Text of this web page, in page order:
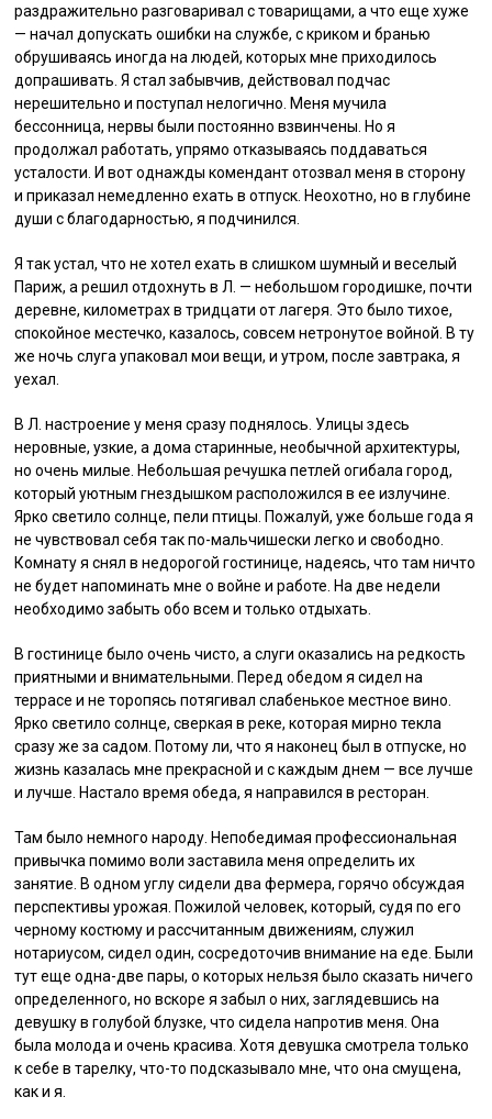
раздражительно разговаривал с товарищами, а что еще хуже
— начал допускать ошибки на службе, с криком и бранью
обрушиваясь иногда на людей, которых мне приходилось
допрашивать. Я стал забывчив, действовал подчас
нерешительно и поступал нелогично. Меня мучила
бессонница, нервы были постоянно взвинчены. Но я
продолжал работать, упрямо отказываясь поддаваться
усталости. И вот однажды комендант отозвал меня в сторону
и приказал немедленно ехать в отпуск. Неохотно, но в глубине
души с благодарностью, я подчинился.
Я так устал, что не хотел ехать в слишком шумный и веселый
Париж, а решил отдохнуть в Л. — небольшом городишке, почти
деревне, километрах в тридцати от лагеря. Это было тихое,
спокойное местечко, казалось, совсем нетронутое войной. В ту
же ночь слуга упаковал мои вещи, и утром, после завтрака, я
уехал.
В Л. настроение у меня сразу поднялось. Улицы здесь
неровные, узкие, а дома старинные, необычной архитектуры,
но очень милые. Небольшая речушка петлей огибала город,
который уютным гнездышком расположился в ее излучине.
Ярко светило солнце, пели птицы. Пожалуй, уже больше года я
не чувствовал себя так по-мальчишески легко и свободно.
Комнату я снял в недорогой гостинице, надеясь, что там ничто
не будет напоминать мне о войне и работе. На две недели
необходимо забыть обо всем и только отдыхать.
В гостинице было очень чисто, а слуги оказались на редкость
приятными и внимательными. Перед обедом я сидел на
террасе и не торопясь потягивал слабенькое местное вино.
Ярко светило солнце, сверкая в реке, которая мирно текла
сразу же за садом. Потому ли, что я наконец был в отпуске, но
жизнь казалась мне прекрасной и с каждым днем — все лучше
и лучше. Настало время обеда, я направился в ресторан.
Там было немного народу. Непобедимая профессиональная
привычка помимо воли заставила меня определить их
занятие. В одном углу сидели два фермера, горячо обсуждая
перспективы урожая. Пожилой человек, который, судя по его
черному костюму и рассчитанным движениям, служил
нотариусом, сидел один, сосредоточив внимание на еде. Были
тут еще одна-две пары, о которых нельзя было сказать ничего
определенного, но вскоре я забыл о них, заглядевшись на
девушку в голубой блузке, что сидела напротив меня. Она
была молода и очень красива. Хотя девушка смотрела только
к себе в тарелку, что-то подсказывало мне, что она смущена,
как и я.